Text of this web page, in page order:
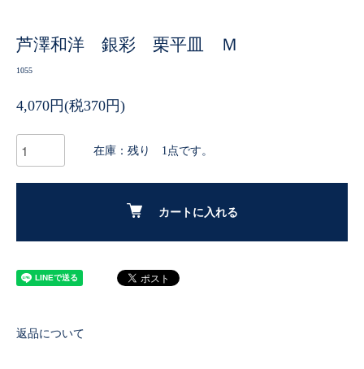
芦澤和洋 銀彩 栗平皿 Ｍ
1055
4,070円(税370円)
在庫：残り 1点です。
カートに入れる
返品について